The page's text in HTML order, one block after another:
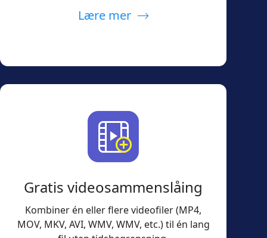
Lære mer
Gratis videosammenslåing
Kombiner én eller flere videofiler (MP4,
MOV, MKV, AVI, WMV, WMV, etc.) til én lang